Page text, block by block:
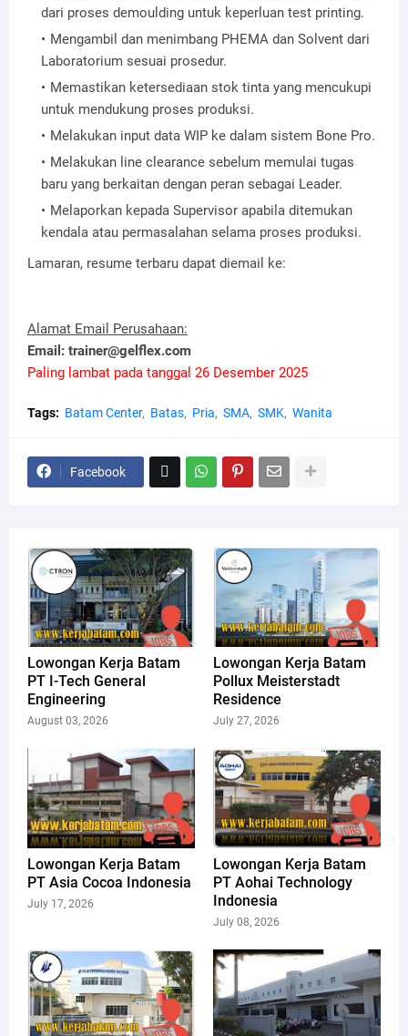
dari proses demoulding untuk keperluan test printing.
Mengambil dan menimbang PHEMA dan Solvent dari
Laboratorium sesuai prosedur.
Memastikan ketersediaan stok tinta yang mencukupi
untuk mendukung proses produksi.
Melakukan input data WIP ke dalam sistem Bone Pro.
Melakukan line clearance sebelum memulai tugas
baru yang berkaitan dengan peran sebagai Leader.
Melaporkan kepada Supervisor apabila ditemukan
kendala atau permasalahan selama proses produksi.
Lamaran, resume terbaru dapat diemail ke:
Alamat Email Perusahaan:
Email: trainer@gelflex.com
Paling lambat pada tanggal 26 Desember 2025
Tags: Batam Center Batas Pria SMA SMK Wanita
Facebook
Lowongan Kerja Batam
PT I-Tech General
Engineering
August 03, 2026
Lowongan Kerja Batam
Pollux Meisterstadt
Residence
July 27, 2026
Lowongan Kerja Batam
PT Asia Cocoa Indonesia
July 17, 2026
Lowongan Kerja Batam
PT Aohai Technology
Indonesia
July 08, 2026